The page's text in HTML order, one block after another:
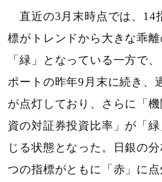
直近の3月末時点では、14
標がトレンドから大きな乖
「緑」となっている一方で
ポートの昨年9月末に続き、
が点灯しており、さらに「
資の対証券投資比率」が「
じる状態となった。日銀の
つの指標がともに「赤」に点